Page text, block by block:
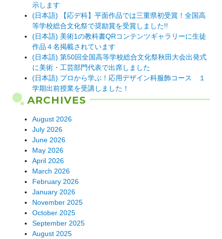
示します
(日本語) 【応デ科】平面作品では三重県初受賞！全国高
等学校総合文化祭で奨励賞を受賞しました!!
(日本語) 美術1の教科書QRコンテンツギャラリーに生徒
作品４名掲載されています
(日本語) 第50回全国高等学校総合文化祭秋田大会出発式
に美術・工芸部門代表で出席しました
(日本語) プロから学ぶ！応用デザイン科服飾コース １
学期出前授業を受講しました！
ARCHIVES
August 2026
July 2026
June 2026
May 2026
April 2026
March 2026
February 2026
January 2026
November 2025
October 2025
September 2025
August 2025